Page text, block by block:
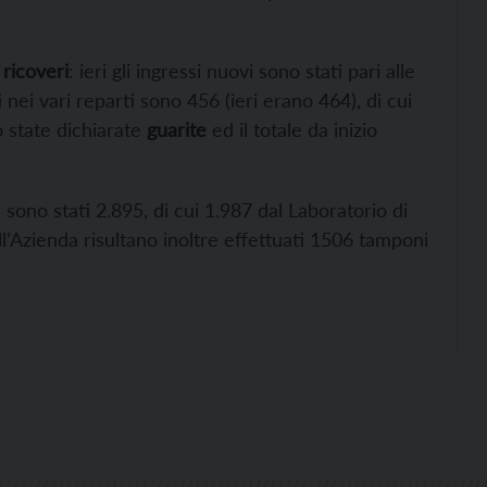
ricoveri: ieri gli ingressi nuovi sono stati pari alle
vari reparti sono 456 (ieri erano 464), di cui
dichiarate guarite ed il totale da inizio
stati 2.895, di cui 1.987 dal Laboratorio di
risultano inoltre effettuati 1506 tamponi